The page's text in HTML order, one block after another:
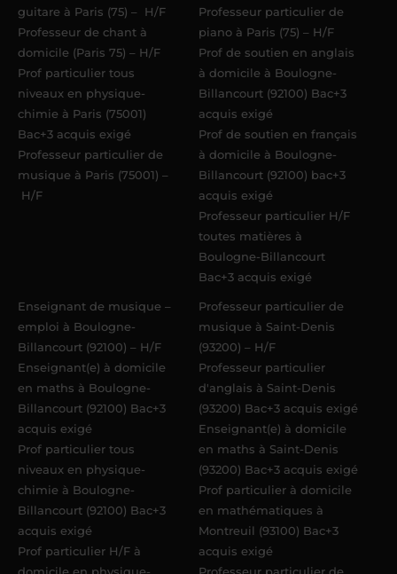
guitare à Paris (75) – H/F
Professeur de chant à
domicile (Paris 75) – H/F
Prof particulier tous
niveaux en physique-
chimie à Paris (75001)
Bac+3 acquis exigé
Professeur particulier de
musique à Paris (75001) –
H/F
Professeur particulier de
piano à Paris (75) – H/F
Prof de soutien en anglais
à domicile à Boulogne-
Billancourt (92100) Bac+3
acquis exigé
Prof de soutien en français
à domicile à Boulogne-
Billancourt (92100) bac+3
acquis exigé
Professeur particulier H/F
toutes matières à
Boulogne-Billancourt
Bac+3 acquis exigé
Enseignant de musique –
emploi à Boulogne-
Billancourt (92100) – H/F
Enseignant(e) à domicile
en maths à Boulogne-
Billancourt (92100) Bac+3
acquis exigé
Prof particulier tous
niveaux en physique-
chimie à Boulogne-
Billancourt (92100) Bac+3
acquis exigé
Prof particulier H/F à
Professeur particulier de
musique à Saint-Denis
(93200) – H/F
Professeur particulier
d'anglais à Saint-Denis
(93200) Bac+3 acquis exigé
Enseignant(e) à domicile
en maths à Saint-Denis
(93200) Bac+3 acquis exigé
Prof particulier à domicile
en mathématiques à
Montreuil (93100) Bac+3
acquis exigé